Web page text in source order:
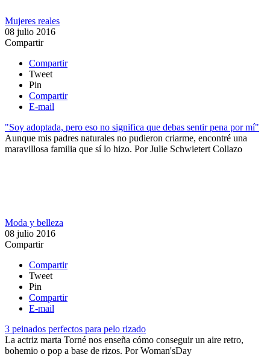
Mujeres reales
08 julio 2016
Compartir
Compartir
Tweet
Pin
Compartir
E-mail
"Soy adoptada, pero eso no significa que debas sentir pena por mí"
Aunque mis padres naturales no pudieron criarme, encontré una
maravillosa familia que sí lo hizo. PorJulie Schwietert Collazo
Moda y belleza
08 julio 2016
Compartir
Compartir
Tweet
Pin
Compartir
E-mail
3 peinados perfectos para pelo rizado
La actriz marta Torné nos enseña cómo conseguir un aire retro,
bohemio o pop a base de rizos. PorWoman'sDay